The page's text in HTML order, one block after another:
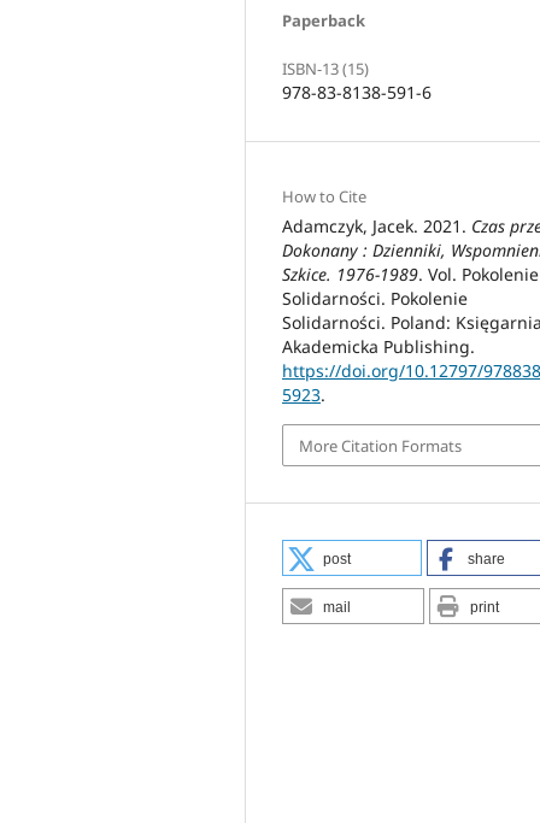
Paperback
ISBN-13 (15)
978-83-8138-591-6
How to Cite
Adamczyk, Jacek. 2021. Czas
Dokonany : Dzienniki,
Szkice. 1976-1989. Vol. Pokolenie
Solidarności. Pokolenie
Solidarności. Poland:
Akademicka Publishing.
https://doi.org/10.12797/
5923.
More Citation Formats
post share
mail print